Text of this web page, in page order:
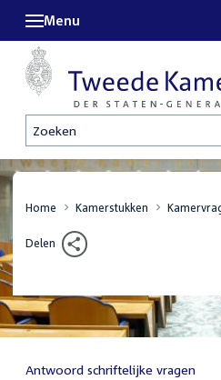
Zoeken
Menu
Home Kamerstukken
Delen
Antwoord schriftelijke vragen